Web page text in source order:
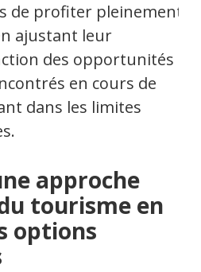
de profiter pleinement
ajustant leur
des opportunités
en cours de
dans les limites
approche
tourisme en
options